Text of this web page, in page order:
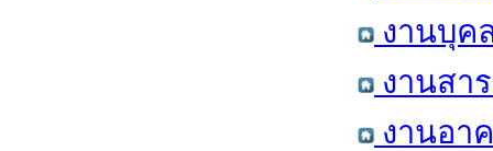
งานบุค
งานสา
งานอา